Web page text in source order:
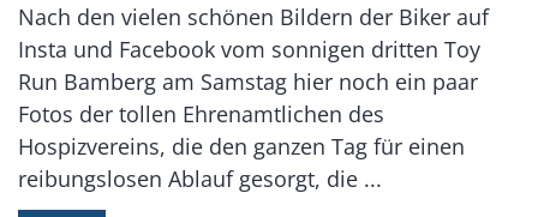
Nach den vielen schönen Bildern der Biker auf
Insta und Facebook vom sonnigen dritten Toy
Run Bamberg am Samstag hier noch ein paar
Fotos der tollen Ehrenamtlichen des
Hospizvereins, die den ganzen Tag für einen
reibungslosen Ablauf gesorgt, die ...